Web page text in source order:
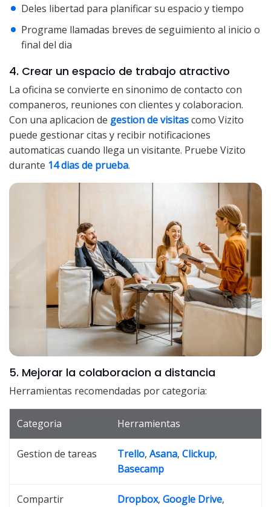
Deles libertad para planificar su espacio y tiempo
Programe llamadas breves de seguimiento al inicio o
final del dia
4. Crear un espacio de trabajo atractivo
La oficina se convierte en sinonimo de contacto con
companeros, reuniones con clientes y colaboracion.
Con una aplicacion de gestion de visitascomo Vizito
puede gestionar citas y recibir notificaciones
automaticas cuando llega un visitante. Pruebe Vizito
durante 14 dias de prueba.
5. Mejorar la colaboracion a distancia
Herramientas recomendadas por categoria:
Categoria Herramientas
Gestion de tareas Trello, Asana, Clickup,
Basecamp
Compartir
Dropbox, Google Drive,